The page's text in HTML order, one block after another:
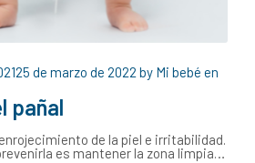
25 de marzo de 2022 by Mi bebé en
pañal
de la piel e irritabilidad.
es mantener la zona limpia…